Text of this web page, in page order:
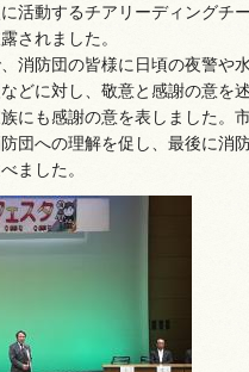
活動するチアリーディングチ
されました。
消防団の皆様に日頃の夜警や
どに対し、敬意と感謝の意を述
にも感謝の意を表しました。
団への理解を促し、最後に消
ました。